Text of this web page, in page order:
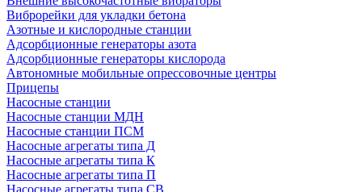
Виброрейки для укладки бетона
Азотные и кислородные станции
Адсорбционные генераторы азота
Адсорбционные генераторы кислорода
Автономные мобильные опрессовочные центры
Прицепы
Насосные станции
Насосные станции МДН
Насосные станции ПСМ
Насосные агрегаты типа Д
Насосные агрегаты типа К
Насосные агрегаты типа П
Насосные агрегаты типа СВ